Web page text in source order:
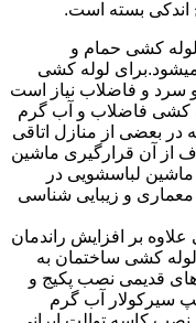
بسته است.
کشی حمام و
لوله کشی
سرد و فاضلاب نیاز است
کشی فاضلاب و آب گرم
در بعضی از منازل اتاقی
از آن قرارگیری ماشین
ماشین لباسشویی در
معماری و زیبایی شناسی
بر افزایش راندمان
کشی ساختمان به
قدیمی نصب پکیج و
سیرکولار آب گرم